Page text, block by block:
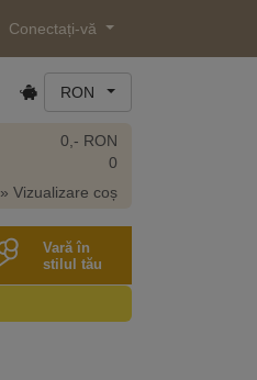
Conectați-vă
RON
0,- RON
0
» Vizualizare coș
Vară în
stilul tău